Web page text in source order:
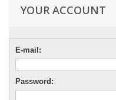
YOUR ACCOUNT
E-mail:
Password: